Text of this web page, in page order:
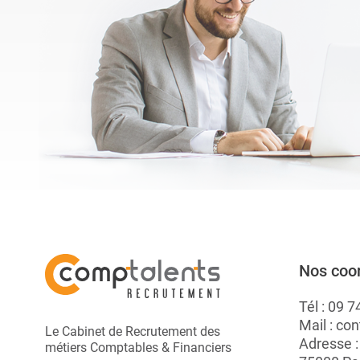
rapidement. Elles ...
A.
Le Cabinet de Recrutement des
métiers Comptables & Financiers
Nos
Tél : 09
Mail :
Adresse